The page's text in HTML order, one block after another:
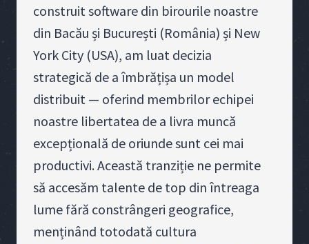
construit software din birourile noastre
din Bacău și București (România) și New
York City (USA), am luat decizia
strategică de a îmbrățișa un model
distribuit — oferind membrilor echipei
noastre libertatea de a livra muncă
excepțională de oriunde sunt cei mai
productivi. Această tranziție ne permite
să accesăm talente de top din întreaga
lume fără constrângeri geografice,
menținând totodată cultura